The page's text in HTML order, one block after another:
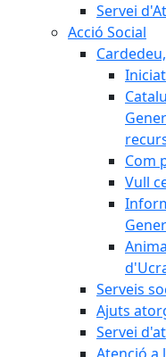
Servei
Acció Social
Com
Vull
Serveis
Ajuts
Servei